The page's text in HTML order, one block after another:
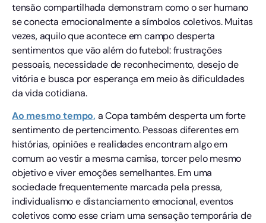
tensão compartilhada demonstram como o ser humano
se conecta emocionalmente a símbolos coletivos. Muitas
vezes, aquilo que acontece em campo desperta
sentimentos que vão além do futebol: frustrações
pessoais, necessidade de reconhecimento, desejo de
vitória e busca por esperança em meio às dificuldades
da vida cotidiana.
Ao mesmo tempo, a Copa também desperta um forte
sentimento de pertencimento. Pessoas diferentes em
histórias, opiniões e realidades encontram algo em
comum ao vestir a mesma camisa, torcer pelo mesmo
objetivo e viver emoções semelhantes. Em uma
sociedade frequentemente marcada pela pressa,
individualismo e distanciamento emocional, eventos
coletivos como esse criam uma sensação temporária de